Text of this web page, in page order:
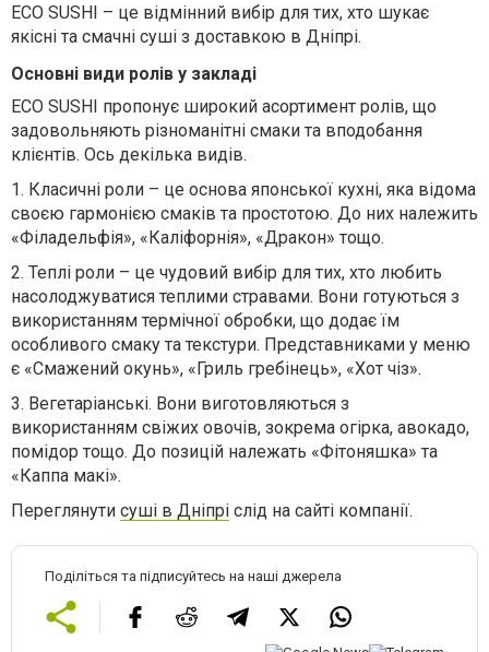
ECO SUSHI – це відмінний вибір для тих, хто шукає
якісні та смачні суші з доставкою в Дніпрі.
Основні види ролів у закладі
ECO SUSHI пропонує широкий асортимент ролів, що
задовольняють різноманітні смаки та вподобання
клієнтів. Ось декілька видів.
1. Класичні роли – це основа японської кухні, яка відома
своєю гармонією смаків та простотою. До них належить
«Філадельфія», «Каліфорнія», «Дракон» тощо.
2. Теплі роли – це чудовий вибір для тих, хто любить
насолоджуватися теплими стравами. Вони готуються з
використанням термічної обробки, що додає їм
особливого смаку та текстури. Представниками у меню
є «Смажений окунь», «Гриль гребінець», «Хот чіз».
3. Вегетаріанські. Вони виготовляються з
використанням свіжих овочів, зокрема огірка, авокадо,
помідор тощо. До позицій належать «Фітоняшка» та
«Каппа макі».
Переглянути суші в Дніпрі слід на сайті компанії.
Поділіться та підписуйтесь на наші джерела